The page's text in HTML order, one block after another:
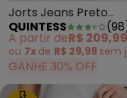
Jorts Jeans Preto
Estonado com Bolsos
QUINTESS (98
A partir deR$ 209,99
ou 7x de R$ 29,99 sem
GANHE 30% OFF